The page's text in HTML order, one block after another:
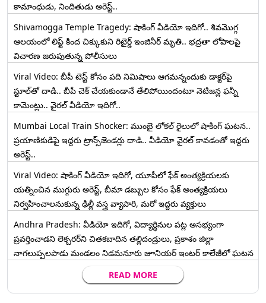
కామాంధుడు, నిందితుడు అరెస్ట్..
Shivamogga Temple Tragedy: షాకింగ్ వీడియో ఇదిగో.. శివమొగ్గ
ఆలయంలో లిఫ్ట్ కింద చిక్కుకుని రిటైర్డ్ ఇంజినీర్ మృతి.. భద్రతా లోపాలపై
విచారణ జరుపుతున్న పోలీసులు
Viral Video: బీపీ టెస్ట్‌ కోసం పది నిమిషాలు ఆగమన్నందుకు డాక్టర్‌పై
స్టూల్‌తో దాడి.. బీపీ చెక్ చేయకుండానే తేలిపోయిందంటూ నెటిజన్ల ఫన్నీ
కామెంట్లు.. వైరల్ వీడియో ఇదిగో..
Mumbai Local Train Shocker: ముంబై లోకల్ రైలులో షాకింగ్ ఘటన..
ప్రయాణికుడిపై ఇద్దరు ట్రాన్స్‌జెండర్లు దాడి.. వీడియో వైరల్ కావడంతో ఇద్దరు
అరెస్ట్..
Viral Video: షాకింగ్ వీడియో ఇదిగో, యూపీలో ఫేక్ అంత్యక్రియలకు
యత్నించిన ముగ్గురు అరెస్ట్, బీమా డబ్బుల కోసం ఫేక్ అంత్యక్రియలు
నిర్వహించాలనుకున్న ఢిల్లీ వస్త్ర వ్యాపారి, మరో ఇద్దరు వ్యక్తులు
Andhra Pradesh: వీడియో ఇదిగో, విద్యార్థినుల పట్ల అసభ్యంగా
ప్రవర్తించాడని లెక్చ‌ర‌ర్‌ని చిత‌క‌బాదిన త‌ల్లిదండ్రులు, ప్రకాశం జిల్లా
నాగలుప్పలపాడు మండలం నిడమనూరు జూనియర్ ఇంటర్ కాలేజీలో ఘటన
READ MORE